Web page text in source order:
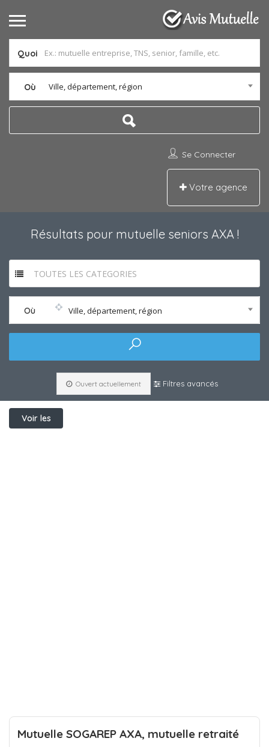
Quoi
Où Ville, département, région
Se Connecter
Votre agence
Résultats pour mutuelle seniors AXA!
TOUTES LES CATEGORIES
Où Ville, département, région
Ouvert actuellement Filtres avancés
Voir les
Mutuelle SOGAREP AXA, mutuelle retraité